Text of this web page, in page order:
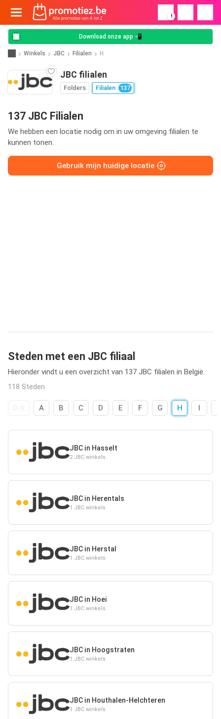
!
Download onze app 📲
Winkels JBC Filialen H
JBC filialen
Folders Filialen 137
137 JBC Filialen
We hebben een locatie nodig om in uw omgeving filialen te
kunnen tonen.
Gebruik mijn huidige locatie
Steden met een JBC filiaal
Hieronder vindt u een overzicht van 137 JBC filialen in België.
118 Steden
A B C D E F G H I
JBC in Hasselt
2 JBC winkels
JBC in Herentals
1 JBC winkels
JBC in Herstal
1 JBC winkels
JBC in Hoei
1 JBC winkels
JBC in Hoogstraten
1 JBC winkels
JBC in Houthalen-Helchteren
1 JBC winkels